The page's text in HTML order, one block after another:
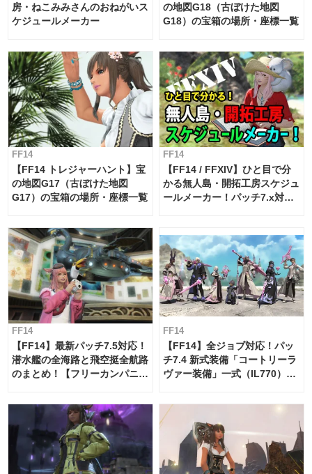
房・ねこみみさんのおねがいス
ケジュールメーカー
の地図G18（古ぼけた地図
G18）の宝箱の場所・座標一覧
FF14
【FF14 トレジャーハント】宝
の地図G17（古ぼけた地図
G17）の宝箱の場所・座標一覧
FF14
【FF14 / FFXIV】ひと目で分
かる無人島・開拓工房スケジュ
ールメーカー！パッチ7.x対応
FF14
【FF14】最新パッチ7.5対応！
潜水艦の全海路と飛空挺全航路
のまとめ！【フリーカンパニ
FF14
【FF14】全ジョブ対応！パッ
チ7.4 新式装備「コートリーラ
ヴァー装備」一式（IL770）の